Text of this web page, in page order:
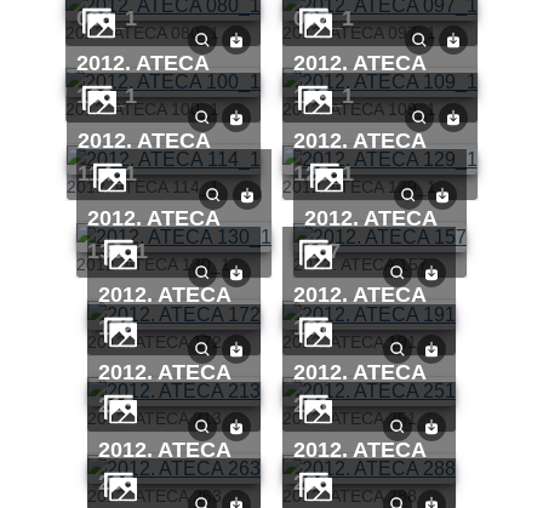
2012. ATECA 080_1
080_1
2012. ATECA 097_1
097_1
2012. ATECA 100_1
2012. ATECA
100_1
2012. ATECA 109_1
2012. ATECA
109_1
2012. ATECA 114_1
2012. ATECA
114_1
2012. ATECA 129_1
2012. ATECA
129_1
2012. ATECA 130_1
2012. ATECA
130_1
2012. ATECA 157
2012. ATECA
157
2012. ATECA 172
2012. ATECA
172
2012. ATECA 191
2012. ATECA
191
2012. ATECA 213
2012. ATECA
213
2012. ATECA 251
2012. ATECA
251
2012. ATECA 263
2012. ATECA
263
2012. ATECA 288
2012. ATECA
288